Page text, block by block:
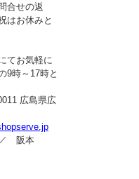
合せの返
はお休みと
てお気軽に
9時～17時と
広島県広
阪本